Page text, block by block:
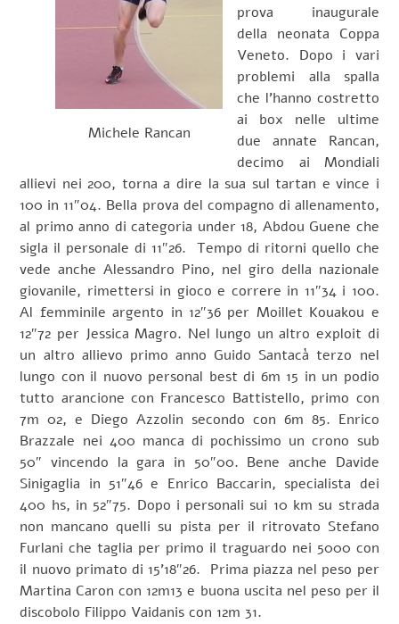
Michele Rancan
prova inaugurale
della neonata Coppa
Veneto. Dopo i vari
problemi alla spalla
che l’hanno costretto
ai box nelle ultime
due annate Rancan,
decimo ai Mondiali
allievi nei 200, torna a dire la sua sul tartan e vince i
100 in 11″04. Bella prova del compagno di allenamento,
al primo anno di categoria under 18, Abdou Guene che
sigla il personale di 11″26. Tempo di ritorni quello che
vede anche Alessandro Pino, nel giro della nazionale
giovanile, rimettersi in gioco e correre in 11″34 i 100.
Al femminile argento in 12″36 per Moillet Kouakou e
12″72 per Jessica Magro. Nel lungo un altro exploit di
un altro allievo primo anno Guido Santacà terzo nel
lungo con il nuovo personal best di 6m 15 in un podio
tutto arancione con Francesco Battistello, primo con
7m 02, e Diego Azzolin secondo con 6m 85. Enrico
Brazzale nei 400 manca di pochissimo un crono sub
50″ vincendo la gara in 50″00. Bene anche Davide
Sinigaglia in 51″46 e Enrico Baccarin, specialista dei
400 hs, in 52″75. Dopo i personali sui 10 km su strada
non mancano quelli su pista per il ritrovato Stefano
Furlani che taglia per primo il traguardo nei 5000 con
il nuovo primato di 15’18″26. Prima piazza nel peso per
Martina Caron con 12m13 e buona uscita nel peso per il
discobolo Filippo Vaidanis con 12m 31.